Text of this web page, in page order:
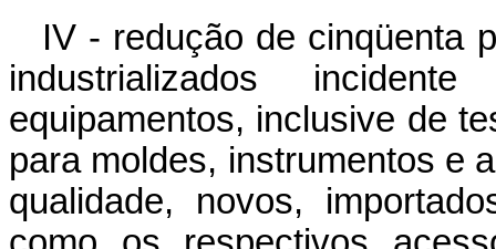
IV - redução de cinqüenta
industrializados
equipamentos, inclusive de
para moldes, instrumentos e
qualidade, novos,